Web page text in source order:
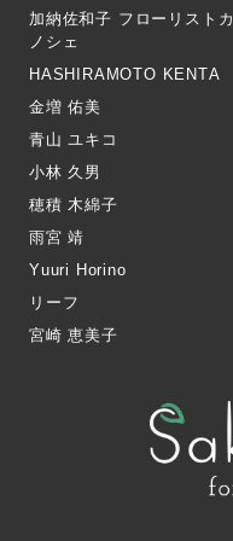
加納佐和子 フローリストカ
ノシェ
HASHIRAMOTO KENTA
金増 佑美
青山 ユキコ
小林 久男
穂積 木綿子
雨宮 靖
Yuuri Horino
リーフ
宮崎 恵美子